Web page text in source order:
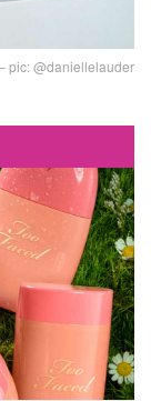
pic: @daniellelauder